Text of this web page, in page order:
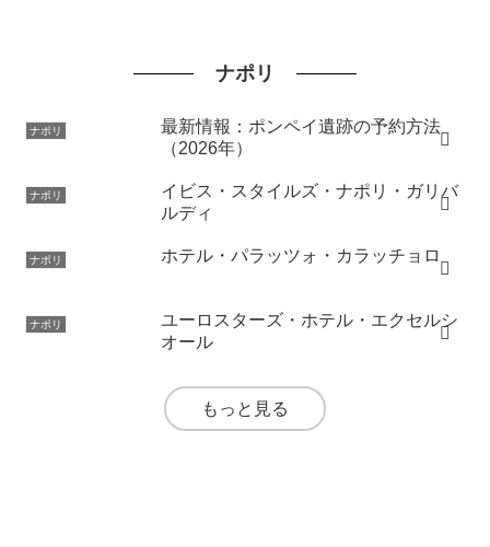
ナポリ
ナポリ
最新情報：ポンペイ遺跡の予約方法
（2026年）
ナポリ
イビス・スタイルズ・ナポリ・ガリバ
ルディ
ナポリ ホテル・パラッツォ・カラッチョロ
ナポリ
ユーロスターズ・ホテル・エクセルシ
オール
もっと見る